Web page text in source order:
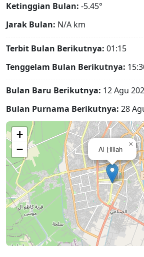
Ketinggian Bulan: -5.45°
Jarak Bulan: N/A km
Terbit Bulan Berikutnya: 01:15
Tenggelam Bulan Berikutnya:
Bulan Baru Berikutnya: 12 Agu
Bulan Purnama Berikutnya: 28
Al Ḩillah
×
+
−